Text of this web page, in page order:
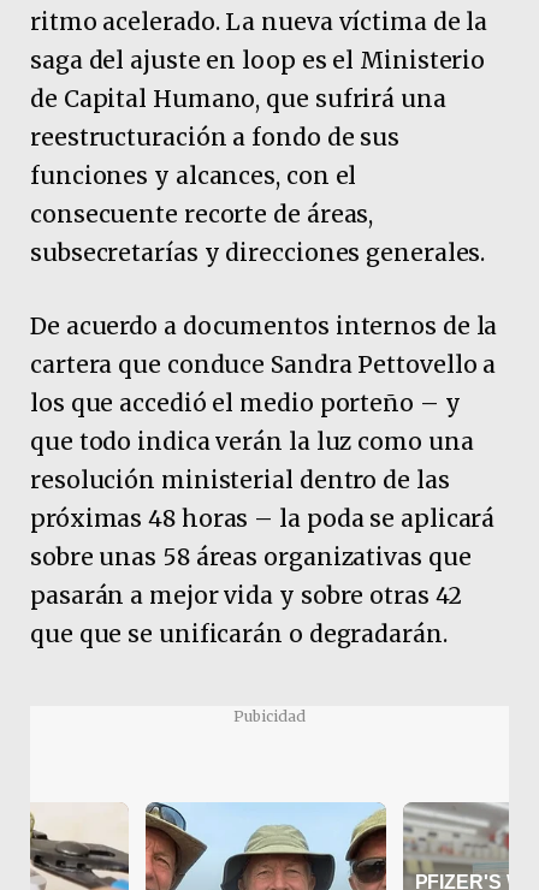
ritmo acelerado. La nueva víctima de la
saga del ajuste en loop es el Ministerio
de Capital Humano, que sufrirá una
reestructuración a fondo de sus
funciones y alcances, con el
consecuente recorte de áreas,
subsecretarías y direcciones generales.
De acuerdo a documentos internos de la
cartera que conduce Sandra Pettovello a
los que accedió el medio porteño – y
que todo indica verán la luz como una
resolución ministerial dentro de las
próximas 48 horas – la poda se aplicará
sobre unas 58 áreas organizativas que
pasarán a mejor vida y sobre otras 42
que que se unificarán o degradarán.
Pubicidad